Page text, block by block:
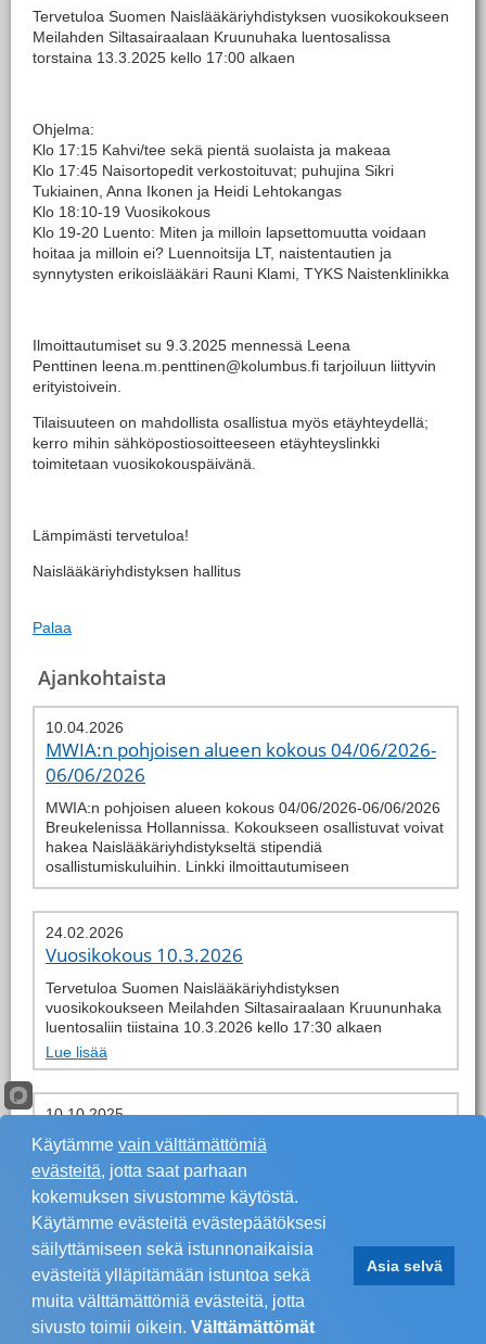
Tervetuloa Suomen Naislääkäriyhdistyksen vuosikokoukseen
Meilahden Siltasairaalaan Kruunuhaka luentosalissa
torstaina 13.3.2025 kello 17:00 alkaen
Ohjelma:
Klo 17:15 Kahvi/tee sekä pientä suolaista ja makeaa
Klo 17:45 Naisortopedit verkostoituvat; puhujina Sikri
Tukiainen, Anna Ikonen ja Heidi Lehtokangas
​Klo 18:10-19 Vuosikokous
Klo 19-20 Luento: Miten ja milloin lapsettomuutta voidaan
hoitaa ja milloin ei? Luennoitsija LT, naistentautien ja
synnytysten erikoislääkäri Rauni Klami, TYKS Naistenklinikka
Ilmoittautumiset su 9.3.2025 mennessä Leena
Penttinen leena.m.penttinen@kolumbus.fi tarjoiluun liittyvin
erityistoivein.
Tilaisuuteen on mahdollista osallistua myös etäyhteydellä;
kerro mihin sähköpostiosoitteeseen etäyhteyslinkki
toimitetaan vuosikokouspäivänä.
Lämpimästi tervetuloa!
Naislääkäriyhdistyksen hallitus
Palaa
Ajankohtaista
10.04.2026
MWIA:n pohjoisen alueen kokous 04/06/2026-
06/06/2026
MWIA:n pohjoisen alueen kokous 04/06/2026-06/06/2026
Breukelenissa Hollannissa. Kokoukseen osallistuvat voivat
hakea Naislääkäriyhdistykseltä stipendiä
osallistumiskuluihin. Linkki ilmoittautumiseen
24.02.2026
Vuosikokous 10.3.2026
Tervetuloa Suomen Naislääkäriyhdistyksen
vuosikokoukseen Meilahden Siltasairaalaan Kruununhaka
luentosaliin tiistaina 10.3.2026 kello 17:30 alkaen
Lue lisää
10.10.2025
Koulutus 6.11.2025
Lihavuuden ravitsemushoidon periaatteet luomuna tai
lääkittynä
Lue lisää
Sivu 1 / 24 > >>
Käytämme vain välttämättömiä
evästeitä, jotta saat parhaan
kokemuksen sivustomme käytöstä.
Käytämme evästeitä evästepäätöksesi
säilyttämiseen sekä istunnonaikaisia
evästeitä ylläpitämään istuntoa sekä
muita välttämättömiä evästeitä, jotta
sivusto toimii oikein. Välttämättömät
Asia selvä